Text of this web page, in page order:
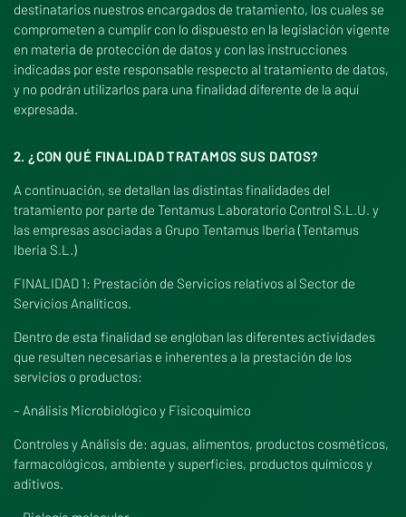
destinatarios nuestros encargados de tratamiento, los cuales se
comprometen a cumplir con lo dispuesto en la legislación vigente
en materia de protección de datos y con las instrucciones
indicadas por este responsable respecto al tratamiento de datos,
y no podrán utilizarlos para una finalidad diferente de la aquí
expresada.
2. ¿CON QUÉ FINALIDAD TRATAMOS SUS DATOS?
A continuación, se detallan las distintas finalidades del
tratamiento por parte de Tentamus Laboratorio Control S.L.U. y
las empresas asociadas a Grupo Tentamus Iberia (Tentamus
Iberia S.L.)
FINALIDAD 1: Prestación de Servicios relativos al Sector de
Servicios Analíticos.
Dentro de esta finalidad se engloban las diferentes actividades
que resulten necesarias e inherentes a la prestación de los
servicios o productos:
– Análisis Microbiológico y Fisicoquímico
Controles y Análisis de: aguas, alimentos, productos cosméticos,
farmacológicos, ambiente y superficies, productos químicos y
aditivos.